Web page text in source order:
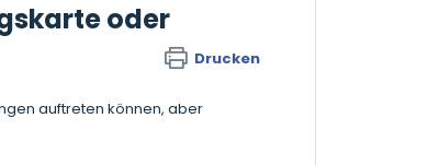
oder
Drucken
auftreten können, aber